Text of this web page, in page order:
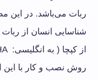
ربات می‌باشد. در این
شناسایی انسان از
از کپچا ( به انگلیسی:
روش نصب و کار با این